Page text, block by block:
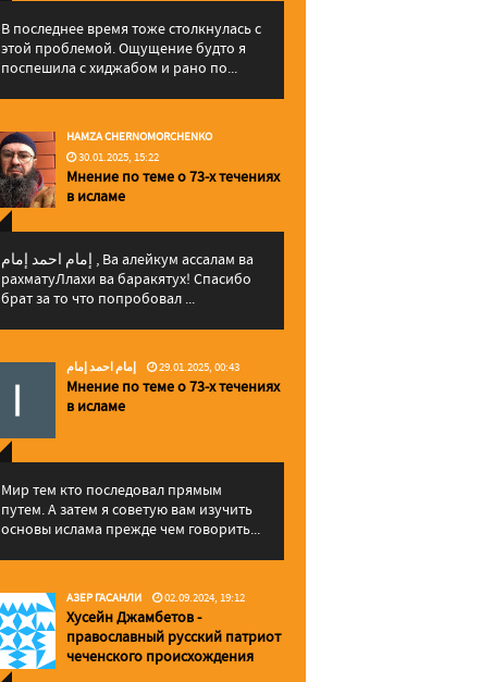
В последнее время тоже столкнулась с
этой проблемой. Ощущение будто я
поспешила с хиджабом и рано по...
HAMZA CHERNOMORCHENKO
30.01.2025, 15:22
Мнение по теме о 73-х течениях
в исламе
إمام احمد إمام , Ва алейкум ассалам ва
рахматуЛлахи ва баракятух! Спасибо
брат за то что попробовал ...
إمام احمد إمام 29.01.2025, 00:43
Мнение по теме о 73-х течениях
в исламе
Мир тем кто последовал прямым
путем. А затем я советую вам изучить
основы ислама прежде чем говорить...
АЗЕР ГАСАНЛИ 02.09.2024, 19:12
Хусейн Джамбетов -
православный русский патриот
чеченского происхождения